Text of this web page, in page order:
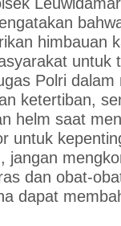
himbauan
untuk
Polri dalam
ketertiban,
helm saat
untuk
jangan
dan obat-
dapat